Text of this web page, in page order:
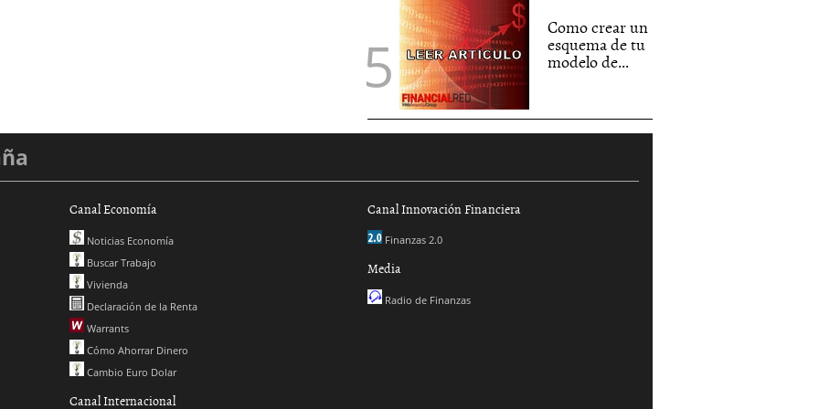
Como crear un
esquema de tu
modelo de...
Canal Economía
Noticias Economía
Buscar Trabajo
Vivienda
Declaración de la Renta
Warrants
Cómo Ahorrar Dinero
Cambio Euro Dolar
Canal Internacional
Canal Innovación Financiera
Finanzas 2.0
Media
Radio de Finanzas